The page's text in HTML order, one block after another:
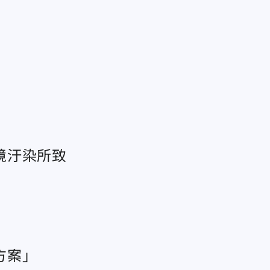
汙染所致
」